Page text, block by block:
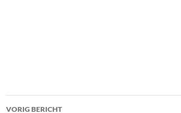
Bericht
VORIG BERICHT